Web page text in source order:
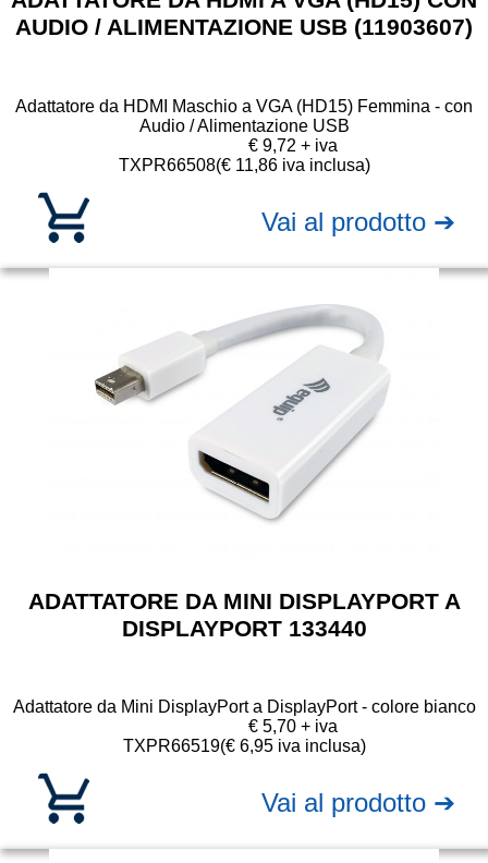
AUDIO / ALIMENTAZIONE USB (11903607)
Adattatore da HDMI Maschio a VGA (HD15) Femmina - con
Audio / Alimentazione USB
TXPR66508
€ 9,72 + iva
(€ 11,86 iva inclusa)
Vai al prodotto ➔
ADATTATORE DA MINI DISPLAYPORT A
DISPLAYPORT 133440
Adattatore da Mini DisplayPort a DisplayPort - colore bianco
TXPR66519
€ 5,70 + iva
(€ 6,95 iva inclusa)
Vai al prodotto ➔